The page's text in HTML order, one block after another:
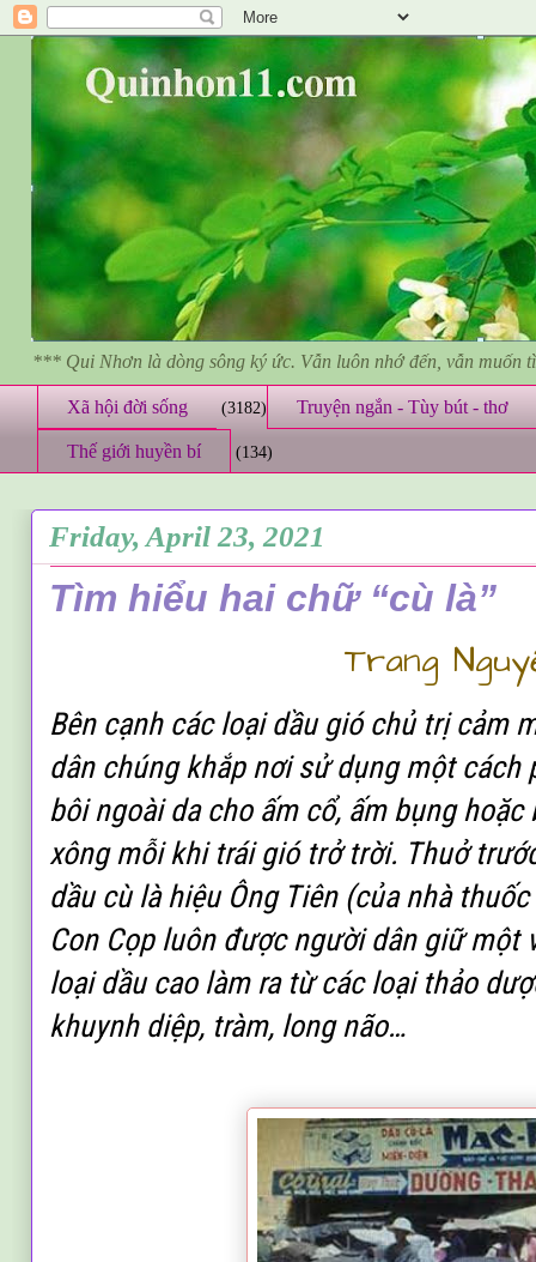
*** Qui Nhơn là dòng sông ký ức. Vẫn luôn nhớ đến, vẫn muốn
Xã hội đời sống (3182) Truyện ngắn - Tùy bút - thơ
Thế giới huyền bí (134)
Friday, April 23, 2021
Tìm hiểu hai chữ “cù là”
Trang
Bên cạnh các loại dầu gió chủ trị cảm
dân chúng khắp nơi sử dụng một cách
bôi ngoài da cho ấm cổ, ấm bụng
xông mỗi khi trái gió trở trời. Thuở
dầu cù làhiệu Ông Tiên (của nhà
Con Cọp luôn được người dân giữ một
loại dầu cao làm ra từ các loại thảo
khuynh diệp, tràm, long não…